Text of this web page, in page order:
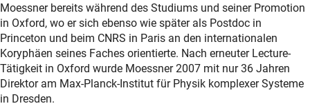
Moessner bereits während des Studiums und seiner Promotion
in Oxford, wo er sich ebenso wie später als Postdoc in
Princeton und beim CNRS in Paris an den internationalen
Koryphäen seines Faches orientierte. Nach erneuter Lecture-
Tätigkeit in Oxford wurde Moessner 2007 mit nur 36 Jahren
Direktor am Max-Planck-Institut für Physik komplexer Systeme
in Dresden.